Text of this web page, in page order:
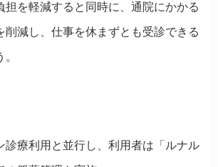
担を軽減すると同時に、通院にかかる
削減し、仕事を休まずとも受診できる
診療利用と並行し、利用者は「ルナル